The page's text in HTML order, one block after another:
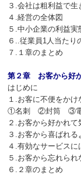
３ .会社は粗利益で生
４ .経営の全体図
５ .中小企業の利益実
６..従業員1人当たり
７.１章のまとめ
第２章 お客から好
はじめに
１ .お客に不便をかけ
①名刺 ②封筒 ③電
２ .お客から好かれて
３ .お客から喜ばれる
４ .有効なサービスに
５ .お客から忘れられ
６.２章のまとめ